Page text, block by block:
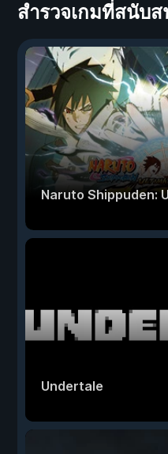
สำรวจเกมที่สนับส
Naruto Shippuden:
Undertale